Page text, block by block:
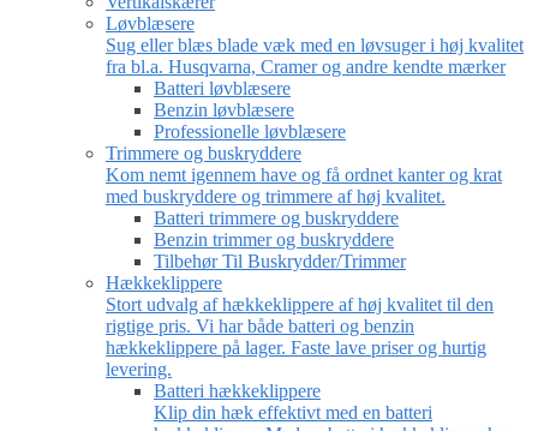
Løvblæsere
Sug eller blæs blade væk med en løvsuger i høj kvalitet
fra bl.a. Husqvarna, Cramer og andre kendte mærker
Batteri løvblæsere
Benzin løvblæsere
Professionelle løvblæsere
Trimmere og buskryddere
Kom nemt igennem have og få ordnet kanter og krat
med buskryddere og trimmere af høj kvalitet.
Batteri trimmere og buskryddere
Benzin trimmer og buskryddere
Tilbehør Til Buskrydder/Trimmer
Hækkeklippere
Stort udvalg af hækkeklippere af høj kvalitet til den
rigtige pris. Vi har både batteri og benzin
hækkeklippere på lager. Faste lave priser og hurtig
levering.
Batteri hækkeklippere
Klip din hæk effektivt med en batteri